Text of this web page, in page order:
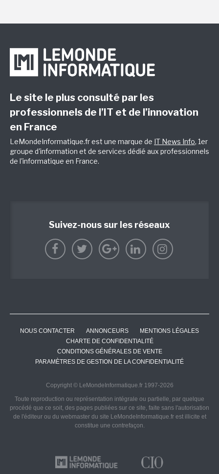
Le site le plus consulté par les
professionnels de l’IT et de l’innovation
en France
LeMondeInformatique.fr est une marque de IT News Info, 1er
groupe d'information et de services dédié aux professionnels
de l'informatique en France.
Suivez-nous sur les réseaux
NOUS CONTACTER ANNONCEURS
MENTIONS LÉGALES
CHARTE DE CONFIDENTIALITÉ
CONDITIONS GÉNÉRALES DE VENTE
PARAMÈTRES DE GESTION DE LA CONFIDENTIALITÉ
Copyright © LeMondeInformatique.fr 1997-2026
Toute reproduction ou représentation intégrale ou partielle, par quelque
procédé que ce soit, des pages publiées sur ce site, faite sans l'autorisation
de l'éditeur ou du webmaster du site LeMondeInformatique.fr est illicite et
constitue une contrefaçon.